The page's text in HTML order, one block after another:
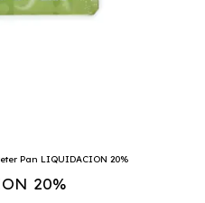
Pan LIQUIDACION 20%
20%